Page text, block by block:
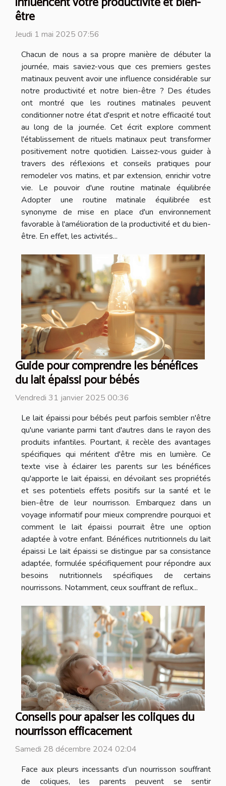
être
Jeudi 1 mai 2025 07:56
Chacun de nous a sa propre manière de débuter la
journée, mais saviez-vous que ces premiers gestes
matinaux peuvent avoir une influence considérable sur
notre productivité et notre bien-être ? Des études
ont montré que les routines matinales peuvent
conditionner notre état d'esprit et notre efficacité tout
au long de la journée. Cet écrit explore comment
l'établissement de rituels matinaux peut transformer
positivement notre quotidien. Laissez-vous guider à
travers des réflexions et conseils pratiques pour
remodeler vos matins, et par extension, enrichir votre
vie. Le pouvoir d'une routine matinale équilibrée
Adopter une routine matinale équilibrée est
synonyme de mise en place d'un environnement
favorable à l'amélioration de la productivité et du bien-
être. En effet, les activités...
Guide pour comprendre les bénéfices
du lait épaissi pour bébés
Vendredi 31 janvier 2025 00:36
Le lait épaissi pour bébés peut parfois sembler n'être
qu'une variante parmi tant d'autres dans le rayon des
produits infantiles. Pourtant, il recèle des avantages
spécifiques qui méritent d'être mis en lumière. Ce
texte vise à éclairer les parents sur les bénéfices
qu'apporte le lait épaissi, en dévoilant ses propriétés
et ses potentiels effets positifs sur la santé et le
bien-être de leur nourrisson. Embarquez dans un
voyage informatif pour mieux comprendre pourquoi et
comment le lait épaissi pourrait être une option
adaptée à votre enfant. Bénéfices nutritionnels du lait
épaissi Le lait épaissi se distingue par sa consistance
adaptée, formulée spécifiquement pour répondre aux
besoins nutritionnels spécifiques de certains
nourrissons. Notamment, ceux souffrant de reflux...
Conseils pour apaiser les coliques du
nourrisson efficacement
Samedi 28 décembre 2024 02:04
Face aux pleurs incessants d’un nourrisson souffrant
de coliques, les parents peuvent se sentir